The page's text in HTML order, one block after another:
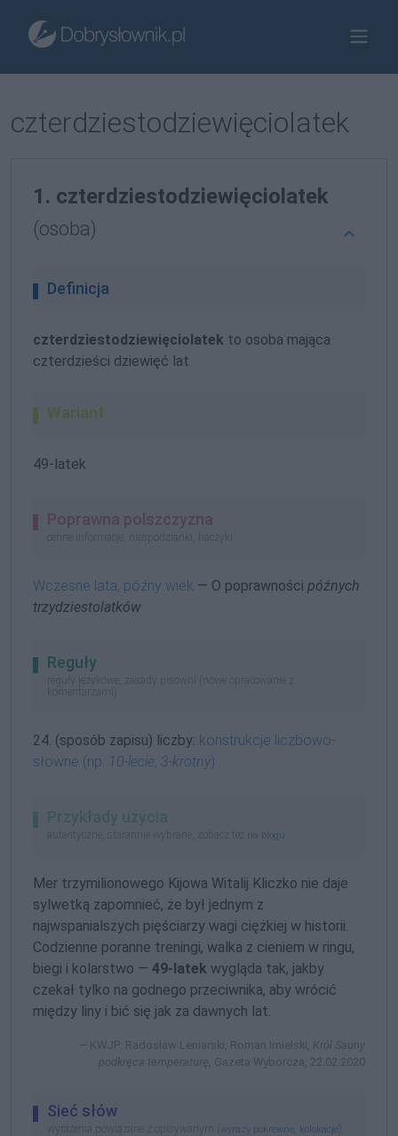
czterdziestodziewięciolatek
1. czterdziestodziewięciolatek
(osoba)
Definicja
czterdziestodziewięciolatek to osoba mająca
czterdzieści dziewięć lat
Wariant
49-latek
Poprawna polszczyzna
cenne informacje, niespodzianki, haczyki
Wczesne lata, późny wiek — O poprawności późnych
trzydziestolatków
Reguły
reguły językowe, zasady pisowni (nowe opracowanie z
komentarzami)
24. (sposób zapisu) liczby: konstrukcje liczbowo-
słowne (np. 10-lecie, 3-krotny)
Przykłady użycia
autentyczne, starannie wybrane, zobacz też na blogu
Mer trzymilionowego Kijowa Witalij Kliczko nie daje
sylwetką zapomnieć, że był jednym z
najwspanialszych pięściarzy wagi ciężkiej w historii.
Codzienne poranne treningi, walka z cieniem w ringu,
biegi i kolarstwo — 49-latek wygląda tak, jakby
czekał tylko na godnego przeciwnika, aby wrócić
między liny i bić się jak za dawnych lat.
KWJP: Radosław Leniarski, Roman Imielski, Król Sauny
podkręca temperaturę , Gazeta Wyborcza, 22.02.2020
Sieć słów
wyrażenia powiązane z opisywanym ( wyrazy pokrewne kolokacje